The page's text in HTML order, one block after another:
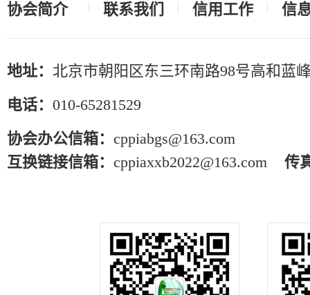
协会简介 联系我们 信用工作 信
地址： 北京市朝阳区东三环南路98号高和蓝
电话： 010-65281529
协会办公信箱： cppiabgs@163.com
互换链接信箱： cppiaxxb2022@163.com 传